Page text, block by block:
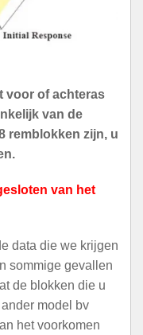
voor of achteras
van de
remblokken zijn, u
van het
data die we krijgen
sommige gevallen
de blokken die u
model bv
het voorkomen